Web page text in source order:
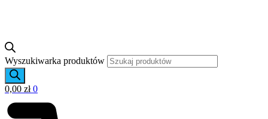
Wyszukiwarka produktów
0,00 zł 0